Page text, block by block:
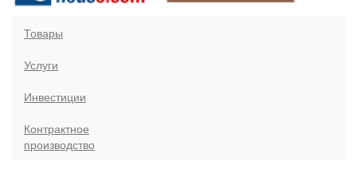
Товары
Услуги
Инвестиции
Контрактное
производство